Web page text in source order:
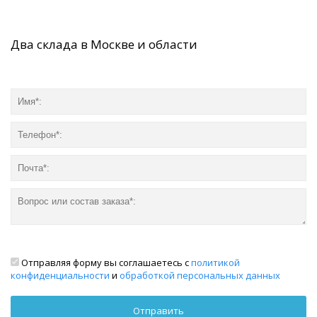
Два склада в Москве и области
Отправляя форму вы соглашаетесь сполитикой
конфиденциальности и обработкой персональных данных